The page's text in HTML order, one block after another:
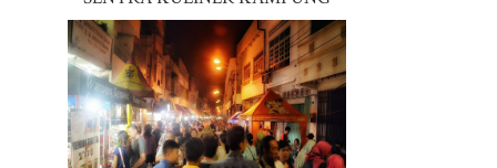
SEMAWIS YANG MAKIN MERIAH
DI SEMARANG